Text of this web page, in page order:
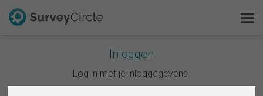
Inloggen
Log in met je inloggegevens.
Dit is SurveyCircle